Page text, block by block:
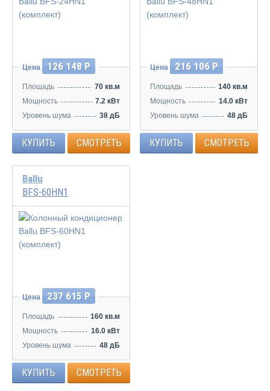
Цена 126 148 Р
Площадь
70 кв.м
Мощность
7.2 кВт
Уровень шума
38 дБ
КУПИТЬ СМОТРЕТЬ
Цена 216 106 Р
Площадь
140 кв.м
Мощность
14.0 кВт
Уровень шума
48 дБ
КУПИТЬ СМОТРЕТЬ
Ballu
BFS-60HN1
Цена 237 615 Р
Площадь
160 кв.м
Мощность
16.0 кВт
Уровень шума
48 дБ
КУПИТЬ СМОТРЕТЬ